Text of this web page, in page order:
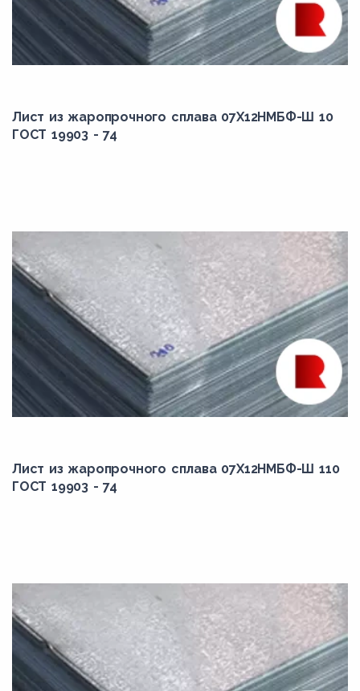
Лист из жаропрочного сплава 07Х12НМБФ-Ш 10
ГОСТ 19903 - 74
Лист из жаропрочного сплава 07Х12НМБФ-Ш 110
ГОСТ 19903 - 74